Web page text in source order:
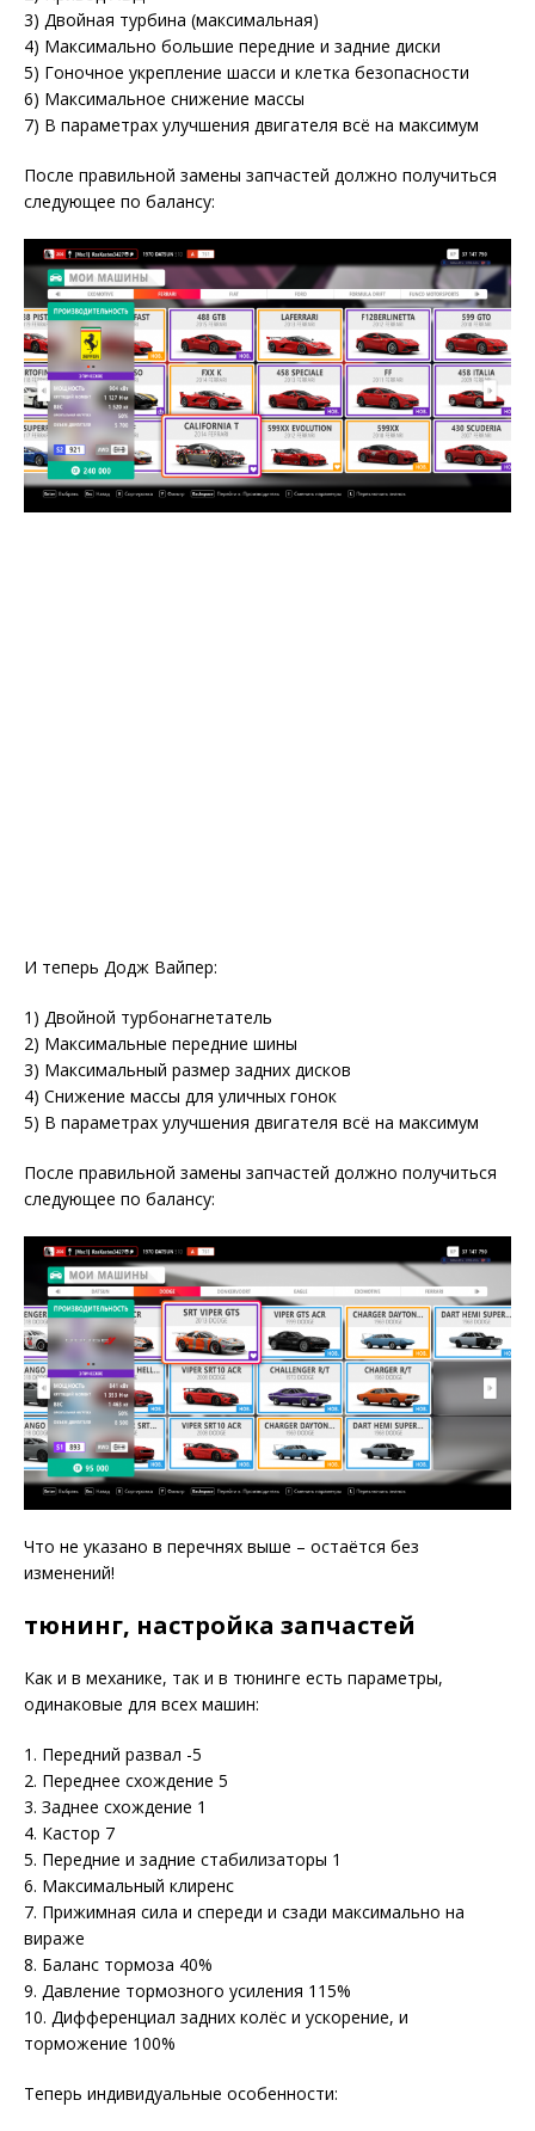
3) Двойная турбина (максимальная)
4) Максимально большие передние и задние диски
5) Гоночное укрепление шасси и клетка безопасности
6) Максимальное снижение массы
7) В параметрах улучшения двигателя всё на максимум
После правильной замены запчастей должно получиться
следующее по балансу:
И теперь Додж Вайпер:
1) Двойной турбонагнетатель
2) Максимальные передние шины
3) Максимальный размер задних дисков
4) Снижение массы для уличных гонок
5) В параметрах улучшения двигателя всё на максимум
После правильной замены запчастей должно получиться
следующее по балансу:
Что не указано в перечнях выше – остаётся без
изменений!
тюнинг, настройка запчастей
Как и в механике, так и в тюнинге есть параметры,
одинаковые для всех машин:
1. Передний развал -5
2. Переднее схождение 5
3. Заднее схождение 1
4. Кастор 7
5. Передние и задние стабилизаторы 1
6. Максимальный клиренс
7. Прижимная сила и спереди и сзади максимально на
вираже
8. Баланс тормоза 40%
9. Давление тормозного усиления 115%
10. Дифференциал задних колёс и ускорение, и
торможение 100%
Теперь индивидуальные особенности: